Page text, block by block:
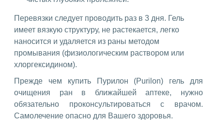
Перевязки следует проводить раз в 3 дня. Гель
имеет вязкую структуру, не растекается, легко
наносится и удаляется из раны методом
промывания (физиологическим раствором или
хлоргексидином).
Прежде чем купить Пурилон (Purilon) гель для
очищения ран в ближайшей аптеке, нужно
обязательно проконсультироваться с врачом.
Самолечение опасно для Вашего здоровья.